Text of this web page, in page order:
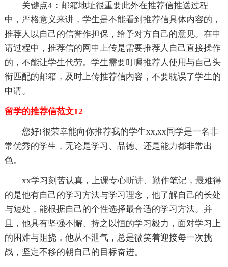
关键点4：邮箱地址很重要此外在推荐信推送过程
中，严格意义来讲，学生是不能看到推荐信具体内容的，
推荐人以自己的信誉作担保，给予对方自己的意见。在申
请过程中，推荐信的网申上传是需要推荐人自己直接操作
的，不能让学生代劳。学生需要叮嘱推荐人使用与自己头
衔匹配的邮箱，及时上传推荐信内容，不要耽误了学生的
申请。
留学的推荐信范文12
您好!很荣幸能向你推荐我的学生xx,xx同学是一名非
常优秀的学生，无论是学习、品德、还是能力都非常出
色。
xx学习刻苦认真，上课专心听讲、勤作笔记，最难得
的是他有自己的学习方法与学习理念，他了解自己的长处
与短处，能根据自己的个性选择最合适的学习方法。并
且，他具有坚强不懈、持之以恒的学习毅力，面对学习上
的困难与阻挠，他从不泄气，总是微笑着迎接每一次挑
战，坚定不移的朝自己的目标奋进。